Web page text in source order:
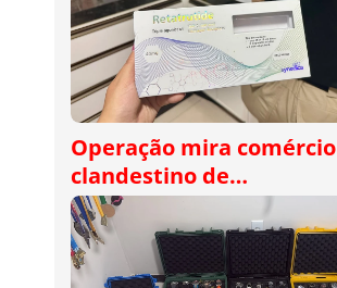
Operação mira comércio
clandestino de…